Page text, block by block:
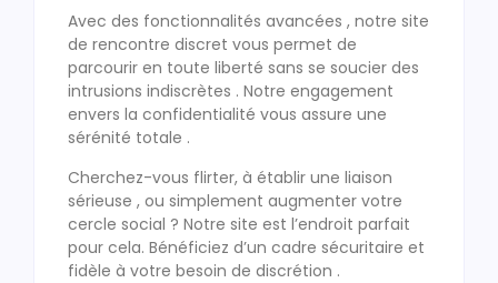
Avec des fonctionnalités avancées , notre site
de rencontre discret vous permet de
parcourir en toute liberté sans se soucier des
intrusions indiscrètes . Notre engagement
envers la confidentialité vous assure une
sérénité totale .
Cherchez-vous flirter, à établir une liaison
sérieuse , ou simplement augmenter votre
cercle social ? Notre site est l’endroit parfait
pour cela. Bénéficiez d’un cadre sécuritaire et
fidèle à votre besoin de discrétion .